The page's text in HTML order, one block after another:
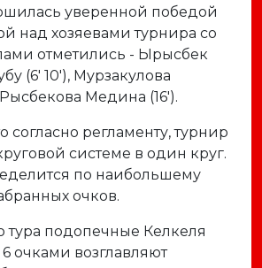
уверенной победой
над хозяевами турнира со
отметились - Ырысбек
(6' 10'), Мурзакулова
Медина (16').
согласно регламенту, турнир
системе в один круг.
по наибольшему
очков.
тура подопечные Келкеля
очками возглавляют